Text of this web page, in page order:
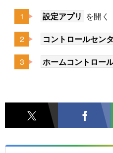
設定アプリ を開く
コントロールセン
ホームコントロー